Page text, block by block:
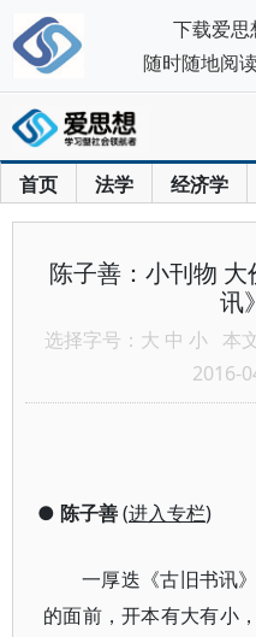
首页 法学 经济学
陈子善：小刊物
讯
选择字号： 大 中 小 本
2016-
● 陈子善(进入专栏)
一厚迭《古旧书讯
的面前，开本有大有小
下载爱思
随时随地阅